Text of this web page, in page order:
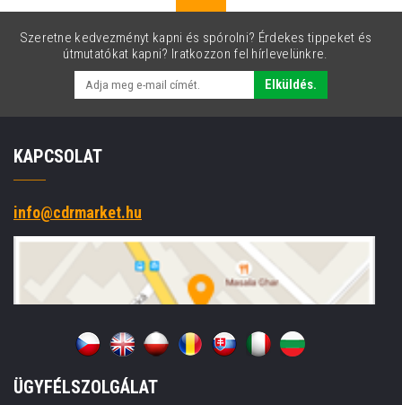
viasz/gyanta,
mm,
tekercs/doboz,
fekete
Szeretne kedvezményt kapni és spórolni? Érdekes tippeket és
útmutatókat kapni? Iratkozzon fel hírlevelünkre.
Elküldés.
KAPCSOLAT
info@cdrmarket.hu
ÜGYFÉLSZOLGÁLAT